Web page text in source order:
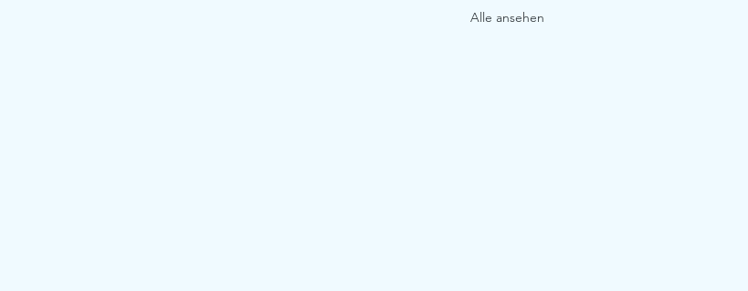
Alle ansehen